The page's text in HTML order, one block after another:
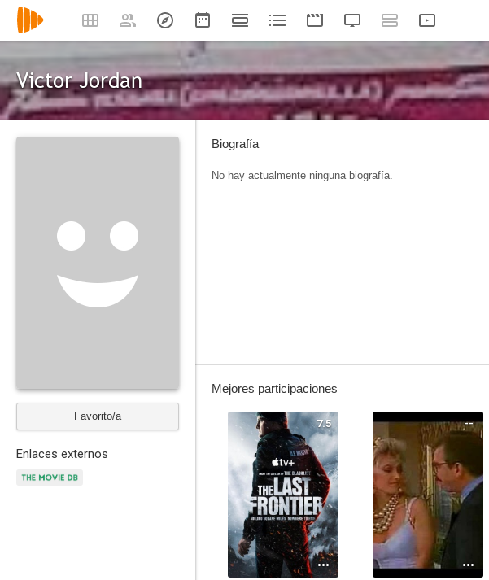
Victor Jordan
Favorito/a
Enlaces externos
Biografía
No hay actualmente ninguna biografía.
Mejores participaciones
7.5 --